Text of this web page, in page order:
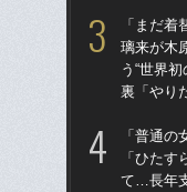
「まだ
璃来が木
う“世界
裏「やり
「普通
「ひた
て…長年